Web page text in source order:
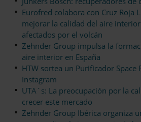
Eurofred colabora con Cruz Roja
mejorar la calidad del aire
afectados por el volcán
Zehnder Group impulsa la
aire interior en España
HTW sortea un Purificador Space
Instagram
UTA´s: La preocupación por la
crecer este mercado
Zehnder Group Ibérica organiza